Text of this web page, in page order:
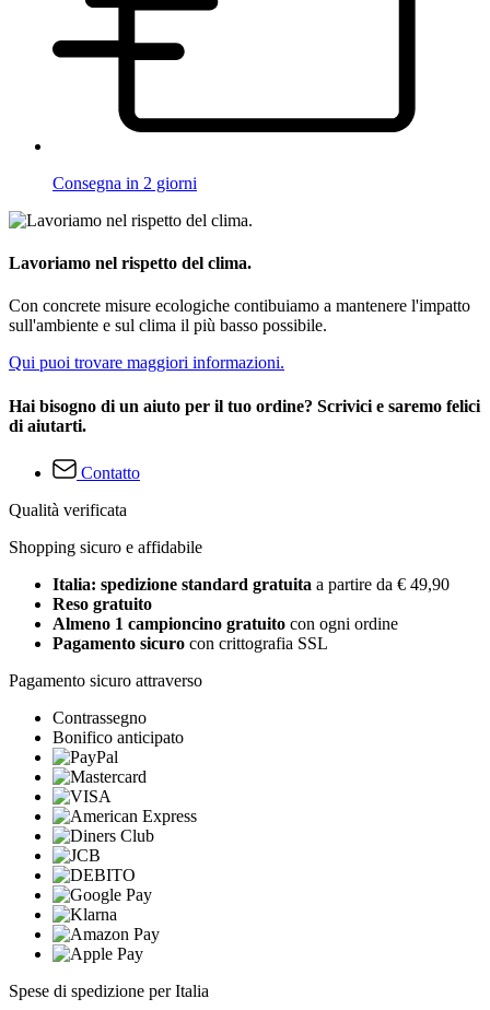
Consegna in 2 giorni
Lavoriamo nel rispetto del clima.
Con concrete misure ecologiche contibuiamo a mantenere l'impatto
sull'ambiente e sul clima il più basso possibile.
Qui puoi trovare maggiori informazioni.
Hai bisogno di un aiuto per il tuo ordine? Scrivici e saremo felici
di aiutarti.
Contatto
Qualità verificata
Shopping sicuro e affidabile
Italia: spedizione standard gratuita a partire da € 49,90
Reso gratuito
Almeno 1 campioncino gratuito con ogni ordine
Pagamento sicuro con crittografia SSL
Pagamento sicuro attraverso
Contrassegno
Bonifico anticipato
Spese di spedizione per Italia